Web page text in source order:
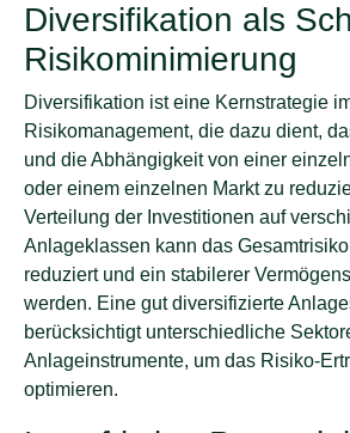
Diversifikation als
Risikominimierung
Diversifikation ist eine Kernstrategie
Risikomanagement, die dazu dient,
und die Abhängigkeit von einer
oder einem einzelnen Markt zu
Verteilung der Investitionen auf
Anlageklassen kann das
reduziert und ein stabilerer
werden. Eine gut diversifizierte
berücksichtigt unterschiedliche
Anlageinstrumente, um das Risiko-
optimieren.